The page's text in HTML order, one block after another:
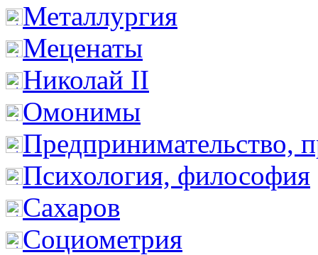
Металлургия
Меценаты
Николай II
Омонимы
Предпринимательство,
Психология, философия
Сахаров
Социометрия